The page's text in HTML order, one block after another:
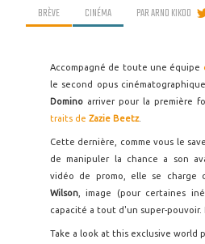
BRÈVE CINÉMA PARARNO KIKOO
Accompagné de toute une équipe
le second opus
Domino arriver pour la première
traits de Zazie Beetz.
Cette dernière, comme vous le
de manipuler la chance a son
vidéo de promo, elle se charge
Wilson , image (pour certaines
capacité a tout d'un super-pouvoir.
Take a look at this exclusive world